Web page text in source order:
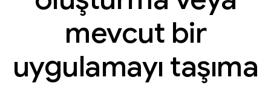
mevcut bir
uygulamayı taşıma